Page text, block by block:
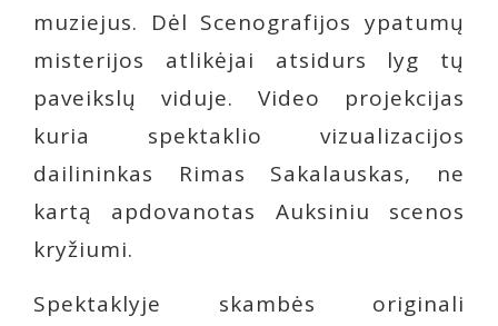
muziejus. Dėl Scenografijos ypatumų
misterijos atlikėjai atsidurs lyg tų
paveikslų viduje. Video projekcijas
kuria spektaklio vizualizacijos
dailininkas Rimas Sakalauskas, ne
kartą apdovanotas Auksiniu scenos
kryžiumi.
Spektaklyje skambės originali